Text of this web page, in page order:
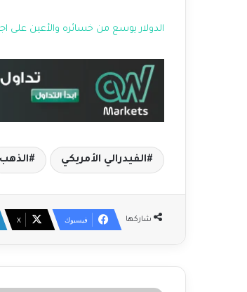
الدولار يوسع من خسائره والأعين على
الفيدرالي الأمريكي الذهب
شاركها فيسبوك ‫X